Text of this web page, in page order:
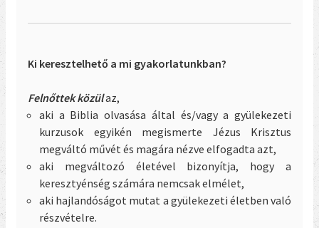
Ki keresztelhető a mi gyakorlatunkban?
Felnőttek közülaz,
aki a Biblia olvasása által és/vagy a gyülekezeti
kurzusok egyikén megismerte Jézus Krisztus
megváltó művét és magára nézve elfogadta azt,
aki megváltozó életével bizonyítja, hogy a
keresztyénség számára nemcsak elmélet,
aki hajlandóságot mutat a gyülekezeti életben való
részvételre.